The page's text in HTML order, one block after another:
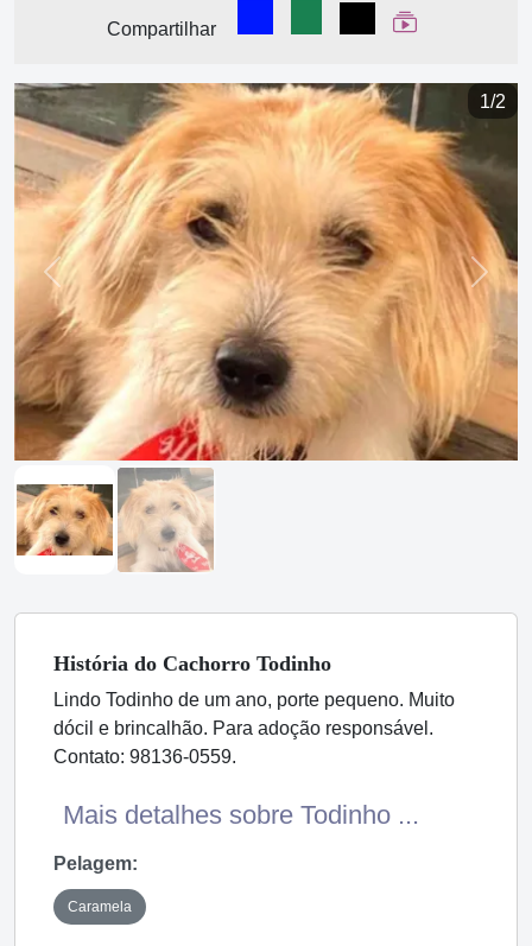
Compartilhar
Compartilhar no Facebook
Compartilhar no
Compartilhar
Ver Web Story
1/2
Previous Next
História do Cachorro Todinho
Lindo Todinho de um ano, porte pequeno. Muito
dócil e brincalhão. Para adoção responsável.
Contato: 98136-0559.
Mais detalhes sobre Todinho ...
Pelagem:
Caramela